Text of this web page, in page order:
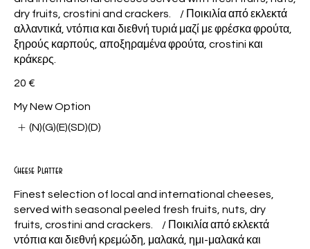
dry fruits, crostini and crackers. / Ποικιλία από εκλεκτά
αλλαντικά, ντόπια και διεθνή τυριά μαζί με φρέσκα φρούτα,
ξηρούς καρπούς, αποξηραμένα φρούτα, crostini και
κράκερς.
20 €
My New Option
(N)(G)(E)(SD)(D)
Cheese Platter
Finest selection of local and international cheeses,
served with seasonal peeled fresh fruits, nuts, dry
fruits, crostini and crackers. / Ποικιλία από εκλεκτά
ντόπια και διεθνή κρεμώδη, μαλακά, ημι-μαλακά και